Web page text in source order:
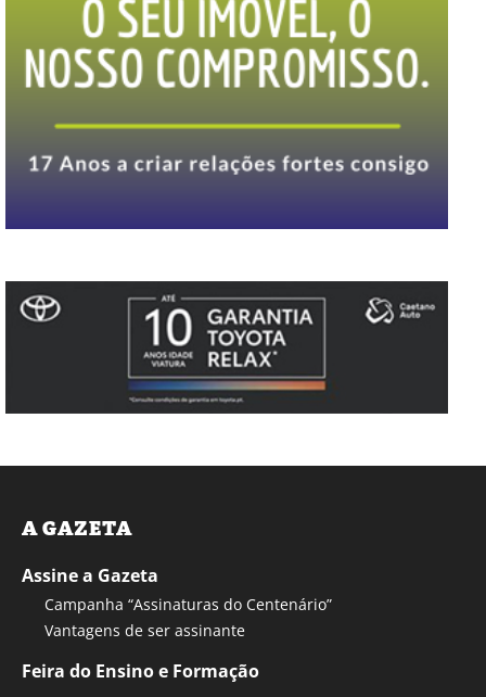
A GAZETA
Assine a Gazeta
Campanha “Assinaturas do Centenário”
Vantagens de ser assinante
Feira do Ensino e Formação